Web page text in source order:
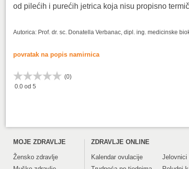
od pilećih i purećih jetrica koja nisu propisno
Autorica: Prof. dr. sc. Donatella Verbanac, dipl. ing. medicinske
povratak na popis namirnica
(0)
0.0 od 5
MOJE ZDRAVLJE
Žensko zdravlje
ZDRAVLJE ONLINE
Kalendar ovulacije
Jelovnici